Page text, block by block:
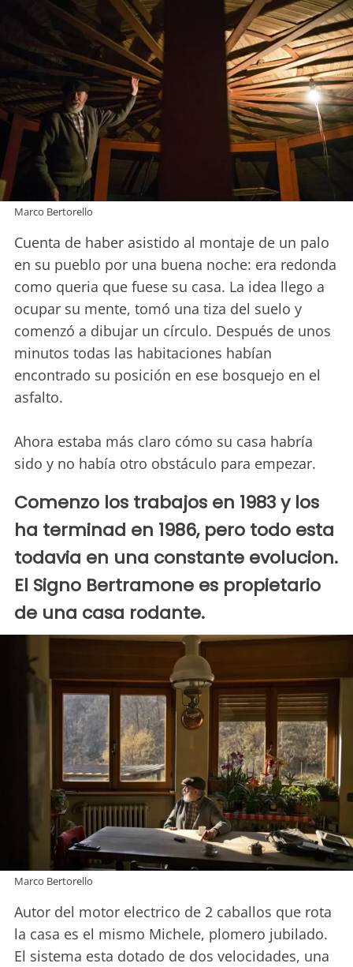
Marco Bertorello
Cuenta de haber asistido al montaje de un palo
en su pueblo por una buena noche: era redonda
como queria que fuese su casa. La idea llego a
ocupar su mente, tomó una tiza del suelo y
comenzó a dibujar un círculo. Después de unos
minutos todas las habitaciones habían
encontrado su posición en ese bosquejo en el
asfalto.
Ahora estaba más claro cómo su casa habría
sido y no había otro obstáculo para empezar.
Comenzo los trabajos en 1983 y los
ha terminad en 1986, pero todo esta
todavia en una constante evolucion.
El Signo Bertramone es propietario
de una casa rodante.
Marco Bertorello
Autor del motor electrico de 2 caballos que rota
la casa es el mismo Michele, plomero jubilado.
El sistema esta dotado de dos velocidades, una